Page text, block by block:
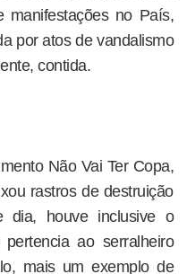
no País,
por atos de vandalismo
contida.
Não Vai Ter Copa,
rastros de destruição
dia, houve inclusive o
ao serralheiro
mais um exemplo de